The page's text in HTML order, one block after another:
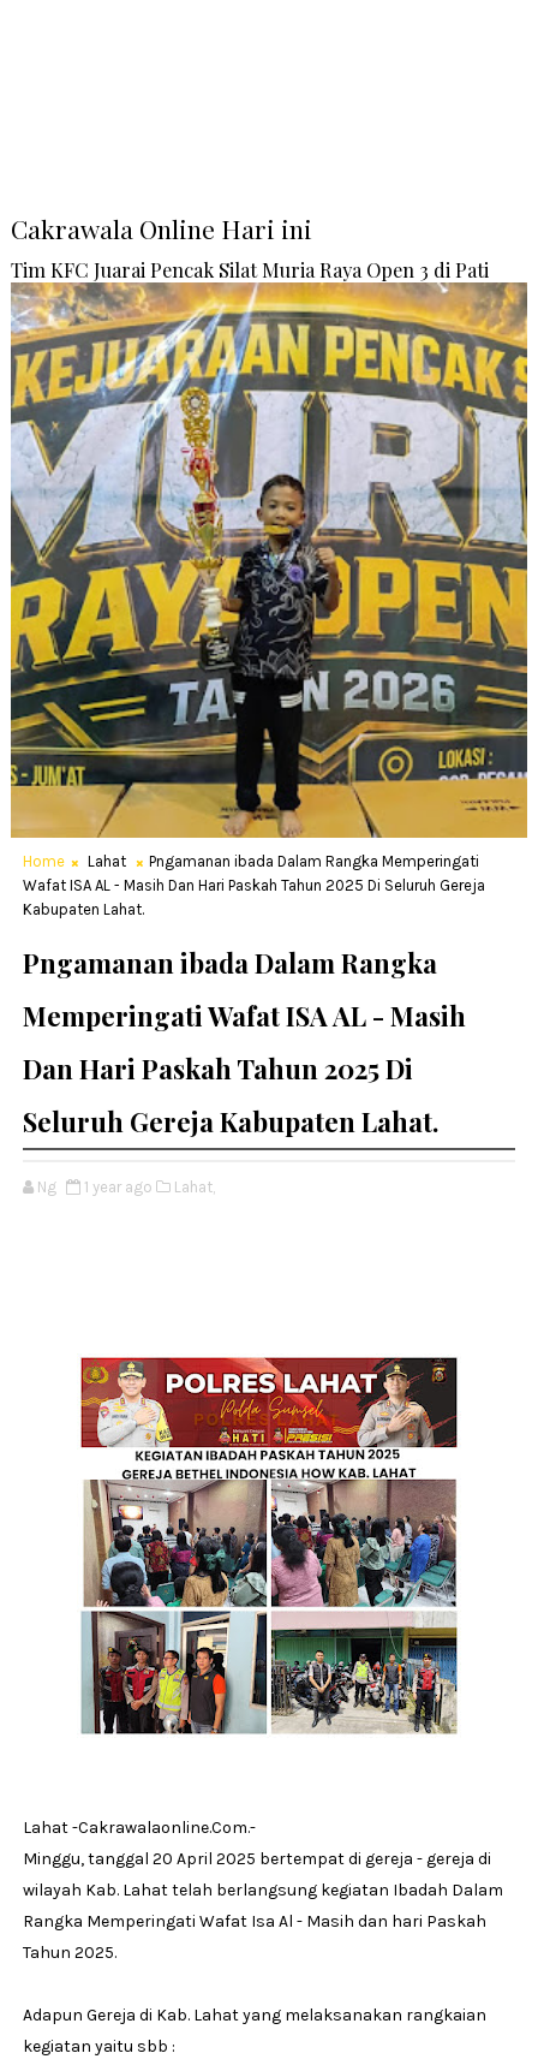
Cakrawala Online Hari ini
Tim KFC Juarai Pencak Silat Muria Raya Open 3 di Pati
Home Lahat
Pngamanan ibada Dalam Rangka Memperingati
Wafat ISA AL - Masih Dan Hari Paskah Tahun 2025 Di Seluruh Gereja
Kabupaten Lahat.
Pngamanan ibada Dalam Rangka
Memperingati Wafat ISA AL - Masih
Dan Hari Paskah Tahun 2025 Di
Seluruh Gereja Kabupaten Lahat.
Ng 1 year ago Lahat,
Lahat -Cakrawalaonline.Com.-
Minggu, tanggal 20 April 2025 bertempat di gereja - gereja di
wilayah Kab. Lahat telah berlangsung kegiatan Ibadah Dalam
Rangka Memperingati Wafat Isa Al - Masih dan hari Paskah
Tahun 2025.
Adapun Gereja di Kab. Lahat yang melaksanakan rangkaian
kegiatan yaitu sbb :